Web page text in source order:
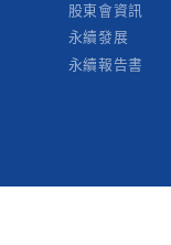
股東會資訊
永續發展
永續報告書